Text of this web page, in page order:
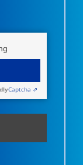
Captcha ⇗